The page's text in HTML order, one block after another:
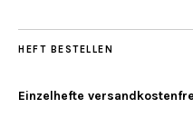
HEFT BESTELLEN
Einzelhefte